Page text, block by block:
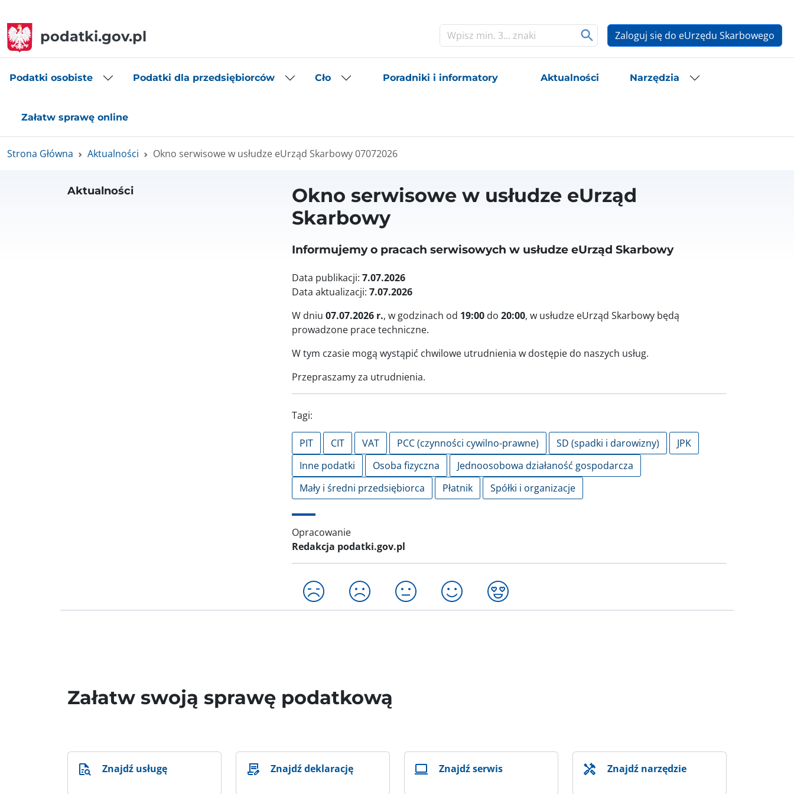
podatki.gov.pl Zaloguj się do eUrzędu Skarbowego
Podatki osobiste Podatki dla przedsiębiorców Cło Poradniki i informatory Aktualności Narzędzia
Załatw sprawę online
Strona Główna Aktualności Okno serwisowe w usłudze eUrząd Skarbowy 07072026
Aktualności
Okno serwisowe w usłudze eUrząd
Skarbowy
Informujemy o pracach serwisowych w usłudze eUrząd Skarbowy
Data publikacji: 7.07.2026
Data aktualizacji: 7.07.2026
W dniu 07.07.2026 r., w godzinach od 19:00 do 20:00, w usłudze eUrząd Skarbowy będą
prowadzone prace techniczne.
W tym czasie mogą wystąpić chwilowe utrudnienia w dostępie do naszych usług.
Przepraszamy za utrudnienia.
Tagi:
PIT CIT VAT PCC (czynności cywilno-prawne) SD (spadki i darowizny)
JPK
Inne podatki
Osoba fizyczna
Jednoosobowa działaność gospodarcza
Mały i średni przedsiębiorca
Płatnik Spółki i organizacje
Opracowanie
Redakcja podatki.gov.pl
Załatw swoją sprawę podatkową
Znajdź usługę Znajdź deklarację Znajdź serwis Znajdź narzędzie